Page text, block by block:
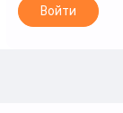
Войти